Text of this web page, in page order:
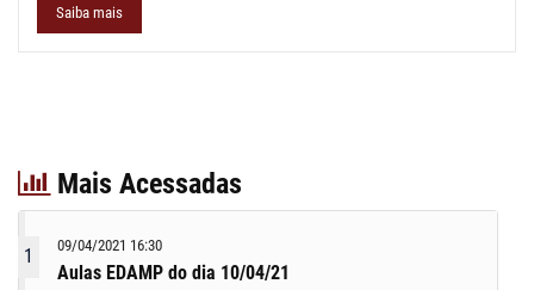
Saiba mais
Mais Acessadas
1 09/04/2021 16:30
Aulas EDAMP do dia 10/04/21